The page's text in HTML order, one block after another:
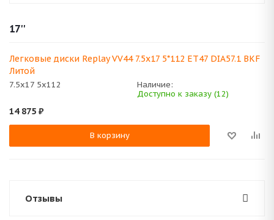
17''
Легковые диски Replay VV44 7.5x17 5*112 ET47 DIA57.1 BKF
Литой
7.5x17 5x112
Наличие:
Доступно к заказу (12)
14 875 ₽
В корзину
Отзывы